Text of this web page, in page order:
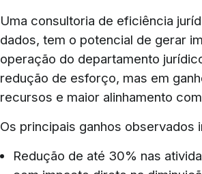
Uma consultoria de eficiência
dados, tem o potencial de gerar
operação do departamento
redução de esforço, mas em
recursos e maior alinhamento
Os principais ganhos observados
Redução de até 30% nas